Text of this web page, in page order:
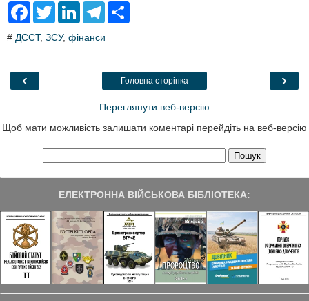
F
e
o
T
t
L
k
T
a
# ДССТ, ЗСУ, фінанси
‹ ›
Головна сторінка
Переглянути веб-версію
Щоб мати можливість залишати коментарі перейдіть на веб-версію
ЕЛЕКТРОННА ВІЙСЬКОВА БІБЛІОТЕКА: